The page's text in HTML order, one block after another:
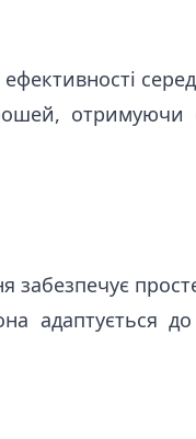
отримуючи
забезпечує
адаптується